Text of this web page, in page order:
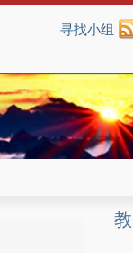
寻找小组